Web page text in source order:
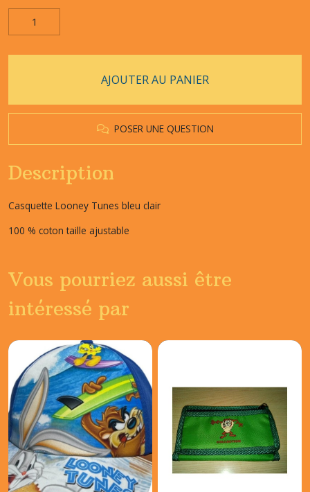
AJOUTER AU PANIER
POSER UNE QUESTION
Description
Casquette Looney Tunes bleu clair
100 % coton taille ajustable
Vous pourriez aussi être
intéressé par